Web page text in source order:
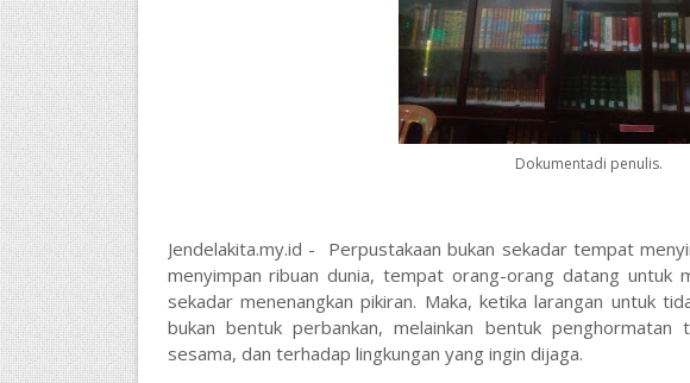
Dokumentadi penulis.
Jendelakita.my.id -
Perpustakaan bukan sekadar tempat
menyimpan ribuan dunia, tempat orang-orang datang untuk
sekadar menenangkan pikiran. Maka, ketika larangan untuk
bukan bentuk perbankan, melainkan bentuk penghormatan
sesama, dan terhadap lingkungan yang ingin dijaga.